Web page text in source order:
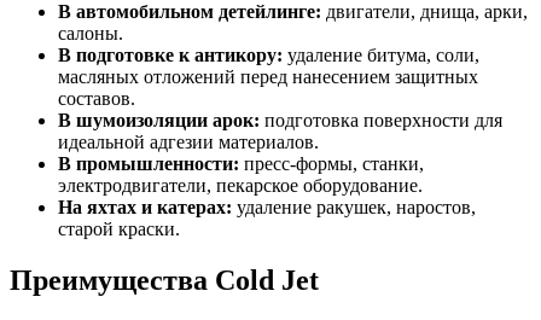
В автомобильном детейлинге: двигатели, днища, арки,
салоны.
В подготовке к антикору: удаление битума, соли,
масляных отложений перед нанесением защитных
составов.
В шумоизоляции арок: подготовка поверхности для
идеальной адгезии материалов.
В промышленности: пресс-формы, станки,
электродвигатели, пекарское оборудование.
На яхтах и катерах: удаление ракушек, наростов,
старой краски.
Преимущества Cold Jet